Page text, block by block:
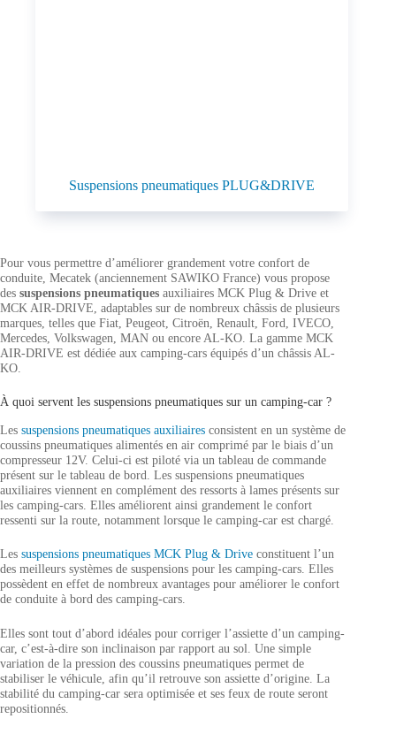
Suspensions pneumatiques PLUG&DRIVE
Pour vous permettre d’améliorer grandement votre confort de
conduite, Mecatek (anciennement SAWIKO France) vous propose
des suspensions pneumatiques auxiliaires MCK Plug & Drive et
MCK AIR-DRIVE, adaptables sur de nombreux châssis de plusieurs
marques, telles que Fiat, Peugeot, Citroën, Renault, Ford, IVECO,
Mercedes, Volkswagen, MAN ou encore AL-KO. La gamme MCK
AIR-DRIVE est dédiée aux camping-cars équipés d’un châssis AL-
KO.
À quoi servent les suspensions pneumatiques sur un camping-car ?
Les suspensions pneumatiques auxiliaires consistent en un système de
coussins pneumatiques alimentés en air comprimé par le biais d’un
compresseur 12V. Celui-ci est piloté via un tableau de commande
présent sur le tableau de bord. Les suspensions pneumatiques
auxiliaires viennent en complément des ressorts à lames présents sur
les camping-cars. Elles améliorent ainsi grandement le confort
ressenti sur la route, notamment lorsque le camping-car est chargé.
Les suspensions pneumatiques MCK Plug & Drive constituent l’un
des meilleurs systèmes de suspensions pour les camping-cars. Elles
possèdent en effet de nombreux avantages pour améliorer le confort
de conduite à bord des camping-cars.
Elles sont tout d’abord idéales pour corriger l’assiette d’un camping-
car, c’est-à-dire son inclinaison par rapport au sol. Une simple
variation de la pression des coussins pneumatiques permet de
stabiliser le véhicule, afin qu’il retrouve son assiette d’origine. La
stabilité du camping-car sera optimisée et ses feux de route seront
repositionnés.